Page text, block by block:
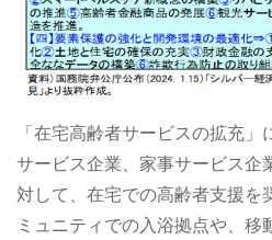
「在宅高齢者サービスの拡充
サービス企業、家事サービス企
対して、在宅での高齢者支援を
ミュニティでの入浴拠点や、移